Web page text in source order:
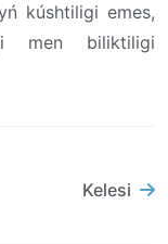
kúshtiligi emes,
men biliktiligi
Kelesi